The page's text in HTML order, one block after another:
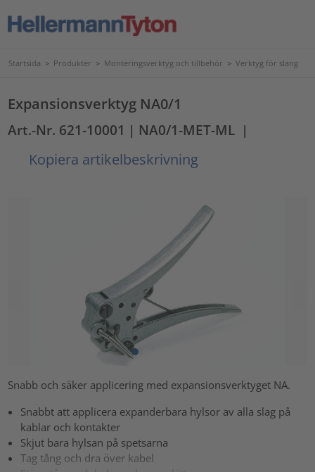
Startsida > Produkter > Monteringsverktyg och tillbehör > Verktyg för slang
Expansionsverktyg NA0/1
Art.-Nr. 621-10001 | NA0/1-MET-ML |
Kopiera artikelbeskrivning
Snabb och säker applicering med expansionsverktyget NA.
Snabbt att applicera expanderbara hylsor av alla slag på
kablar och kontakter
Skjut bara hylsan på spetsarna
Tag tång och dra över kabel